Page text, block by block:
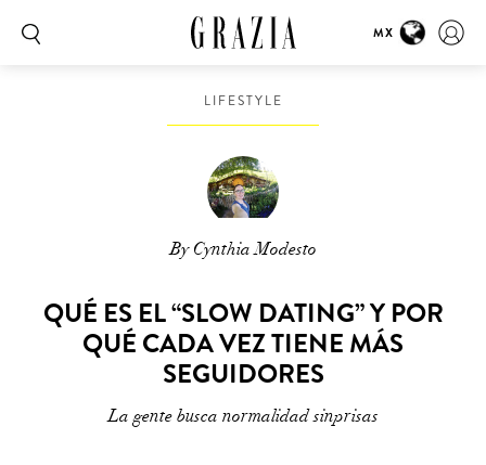
MX
LIFESTYLE
By Cynthia Modesto
QUÉ ES EL “SLOW DATING” Y POR
QUÉ CADA VEZ TIENE MÁS
SEGUIDORES
La gente busca normalidad sinprisas